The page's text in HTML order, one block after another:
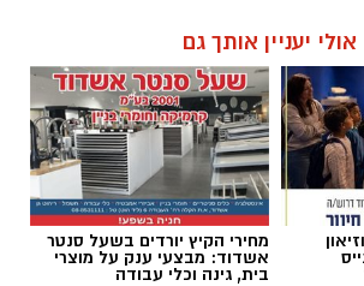
אולי יעניין אותך גם
מחירי הקיץ יורדים בשעל סנטר
אשדוד: מבצעי ענק על מוצרי
בית, גינה וכלי עבודה